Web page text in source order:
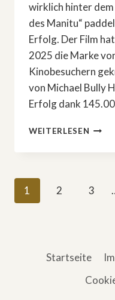
wirklich hinter dem
des Manitu“
Erfolg. Der Film
2025 die Marke
Kinobesuchern
von Michael Bully
Erfolg dank
WEITERLESEN
ZUM
»DAS
1 2 3
Startseite